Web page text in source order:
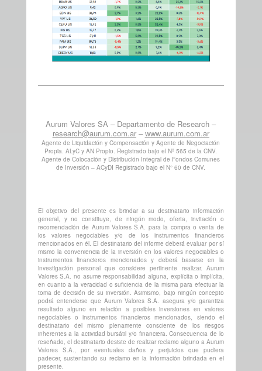
Aurum Valores SA – Departamento de Research –
research@aurum.com.ar– www.aurum.com.ar
Agente de Liquidación y Compensación y Agente de Negociación
Propia. ALyC y AN Propio. Registrado bajo el Nº 565 de la CNV.
Agente de Colocación y Distribución Integral de Fondos Comunes
de Inversión – ACyDI Registrado bajo el N° 60 de CNV.
El objetivo del presente es brindar a su destinatario información
general, y no constituye, de ningún modo, oferta, invitación o
recomendación de Aurum Valores S.A. para la compra o venta de
los valores negociables y/o de los instrumentos financieros
mencionados en él. El destinatario del informe deberá evaluar por sí
mismo la conveniencia de la inversión en los valores negociables o
instrumentos financieros mencionados y deberá basarse en la
investigación personal que considere pertinente realizar. Aurum
Valores S.A. no asume responsabilidad alguna, explícita o implícita,
en cuanto a la veracidad o suficiencia de la misma para efectuar la
toma de decisión de su inversión. Asimismo, bajo ningún concepto
podrá entenderse que Aurum Valores S.A. asegura y/o garantiza
resultado alguno en relación a posibles inversiones en valores
negociables o instrumentos financieros mencionados, siendo el
destinatario del mismo plenamente consciente de los riesgos
inherentes a la actividad bursátil y/o financiera. Consecuencia de lo
reseñado, el destinatario desiste de realizar reclamo alguno a Aurum
Valores S.A., por eventuales daños y perjuicios que pudiera
padecer, sustentando su reclamo en la información brindada en el
presente.